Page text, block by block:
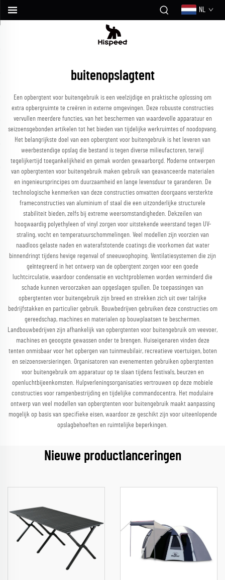
NL
buitenopslagtent
Een opbergtent voor buitengebruik is een veelzijdige en praktische oplossing om
extra opbergruimte te creëren in externe omgevingen. Deze robuuste constructies
vervullen meerdere functies, van het beschermen van waardevolle apparatuur en
seizoensgebonden artikelen tot het bieden van tijdelijke werkruimtes of noodopvang.
Het belangrijkste doel van een opbergtent voor buitengebruik is het leveren van
weerbestendige opslag die bestand is tegen diverse milieufactoren, terwijl
tegelijkertijd toegankelijkheid en gemak worden gewaarborgd. Moderne ontwerpen
van opbergtenten voor buitengebruik maken gebruik van geavanceerde materialen
en ingenieursprincipes om duurzaamheid en lange levensduur te garanderen. De
technologische kenmerken van deze constructies omvatten doorgaans versterkte
frameconstructies van aluminium of staal die een uitzonderlijke structurele
stabiliteit bieden, zelfs bij extreme weersomstandigheden. Dekzeilen van
hoogwaardig polyethyleen of vinyl zorgen voor uitstekende weerstand tegen UV-
straling, vocht en temperatuurschommelingen. Veel modellen zijn voorzien van
naadloos gelaste naden en waterafstotende coatings die voorkomen dat water
binnendringt tijdens hevige regenval of sneeuwophoping. Ventilatiesystemen die zijn
geïntegreerd in het ontwerp van de opbergtent zorgen voor een goede
luchtcirculatie, waardoor condensatie en vochtproblemen worden verminderd die
schade kunnen veroorzaken aan opgeslagen spullen. De toepassingen van
opbergtenten voor buitengebruik zijn breed en strekken zich uit over talrijke
bedrijfstakken en particulier gebruik. Bouwbedrijven gebruiken deze constructies om
gereedschap, machines en materialen op bouwplaatsen te beschermen.
Landbouwbedrijven zijn afhankelijk van opbergtenten voor buitengebruik om veevoer,
machines en geoogste gewassen onder te brengen. Huiseigenaren vinden deze
tenten onmisbaar voor het opbergen van tuinmeubilair, recreatieve voertuigen, boten
en seizoensversieringen. Organisatoren van evenementen gebruiken opbergtenten
voor buitengebruik om apparatuur op te slaan tijdens festivals, beurzen en
openluchtbijeenkomsten. Hulpverleningsorganisaties vertrouwen op deze mobiele
constructies voor rampenbestrijding en tijdelijke commandocentra. Het modulaire
ontwerp van veel modellen van opbergtenten voor buitengebruik maakt aanpassing
mogelijk op basis van specifieke eisen, waardoor ze geschikt zijn voor uiteenlopende
opslagbehoeften en ruimtelijke beperkingen.
Nieuwe productlanceringen